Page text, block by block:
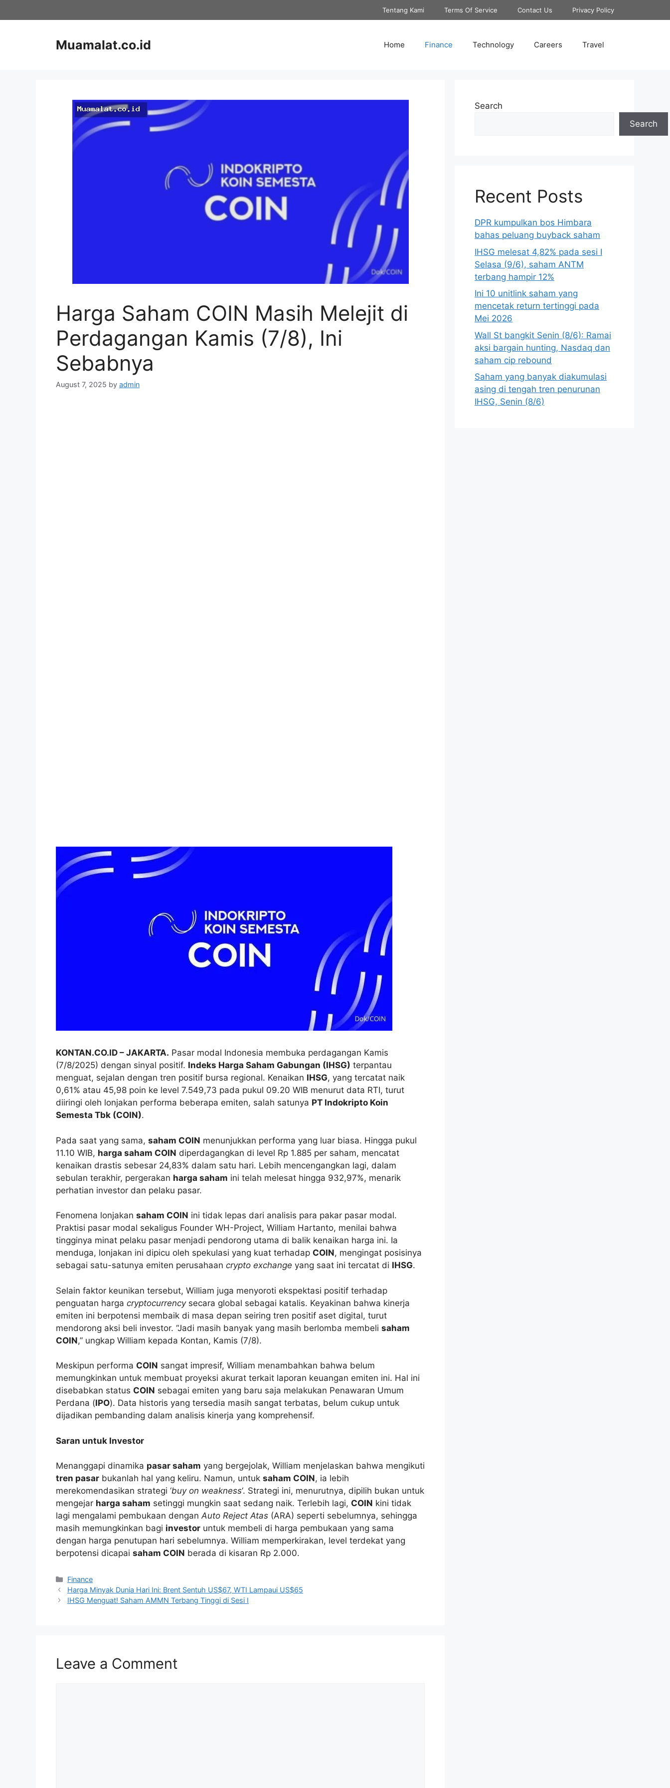
to
Tentang Kami Terms Of Service Contact Us Privacy Policy
Muamalat.co.id Home Finance Technology Careers Travel
Harga Saham COIN Masih Melejit di
Perdagangan Kamis (7/8), Ini
Sebabnya
August 7, 2025 by admin
KONTAN.CO.ID – JAKARTA. Pasar modal Indonesia membuka perdagangan Kamis
(7/8/2025) dengan sinyal positif. Indeks Harga Saham Gabungan (IHSG) terpantau
menguat, sejalan dengan tren positif bursa regional. Kenaikan IHSG, yang tercatat naik
0,61% atau 45,98 poin ke level 7.549,73 pada pukul 09.20 WIB menurut data RTI, turut
diiringi oleh lonjakan performa beberapa emiten, salah satunya PT Indokripto Koin
Semesta Tbk (COIN).
Pada saat yang sama, saham COIN menunjukkan performa yang luar biasa. Hingga pukul
11.10 WIB, harga saham COIN diperdagangkan di level Rp 1.885 per saham, mencatat
kenaikan drastis sebesar 24,83% dalam satu hari. Lebih mencengangkan lagi, dalam
sebulan terakhir, pergerakan harga saham ini telah melesat hingga 932,97%, menarik
perhatian investor dan pelaku pasar.
Fenomena lonjakan saham COIN ini tidak lepas dari analisis para pakar pasar modal.
Praktisi pasar modal sekaligus Founder WH-Project, William Hartanto, menilai bahwa
tingginya minat pelaku pasar menjadi pendorong utama di balik kenaikan harga ini. Ia
menduga, lonjakan ini dipicu oleh spekulasi yang kuat terhadap COIN, mengingat posisinya
sebagai satu-satunya emiten perusahaan crypto exchange yang saat ini tercatat di IHSG.
Selain faktor keunikan tersebut, William juga menyoroti ekspektasi positif terhadap
penguatan harga cryptocurrencysecara global sebagai katalis. Keyakinan bahwa kinerja
emiten ini berpotensi membaik di masa depan seiring tren positif aset digital, turut
mendorong aksi beli investor. “Jadi masih banyak yang masih berlomba membeli saham
COIN,” ungkap William kepada Kontan, Kamis (7/8).
Meskipun performa COIN sangat impresif, William menambahkan bahwa belum
memungkinkan untuk membuat proyeksi akurat terkait laporan keuangan emiten ini. Hal ini
disebabkan status COIN sebagai emiten yang baru saja melakukan Penawaran Umum
Perdana (IPO). Data historis yang tersedia masih sangat terbatas, belum cukup untuk
dijadikan pembanding dalam analisis kinerja yang komprehensif.
Saran untuk Investor
Menanggapi dinamika pasar saham yang bergejolak, William menjelaskan bahwa mengikuti
tren pasar bukanlah hal yang keliru. Namun, untuk saham COIN, ia lebih
merekomendasikan strategi ‘buy on weakness‘. Strategi ini, menurutnya, dipilih bukan untuk
mengejar harga saham setinggi mungkin saat sedang naik. Terlebih lagi, COIN kini tidak
lagi mengalami pembukaan denganAuto Reject Atas (ARA) seperti sebelumnya, sehingga
masih memungkinkan bagi investor untuk membeli di harga pembukaan yang sama
dengan harga penutupan hari sebelumnya. William memperkirakan, level terdekat yang
berpotensi dicapai saham COIN berada di kisaran Rp 2.000.
Categories
Finance
Harga Minyak Dunia Hari Ini: Brent Sentuh US$67, WTI Lampaui US$65
IHSG Menguat! Saham AMMN Terbang Tinggi di Sesi I
Leave a Comment
Search
Search
Recent Posts
DPR kumpulkan bos Himbara
bahas peluang buyback saham
IHSG melesat 4,82% pada sesi I
Selasa (9/6), saham ANTM
terbang hampir 12%
Ini 10 unitlink saham yang
mencetak return tertinggi pada
Mei 2026
Wall St bangkit Senin (8/6): Ramai
aksi bargain hunting, Nasdaq dan
saham cip rebound
Saham yang banyak diakumulasi
asing di tengah tren penurunan
IHSG, Senin (8/6)